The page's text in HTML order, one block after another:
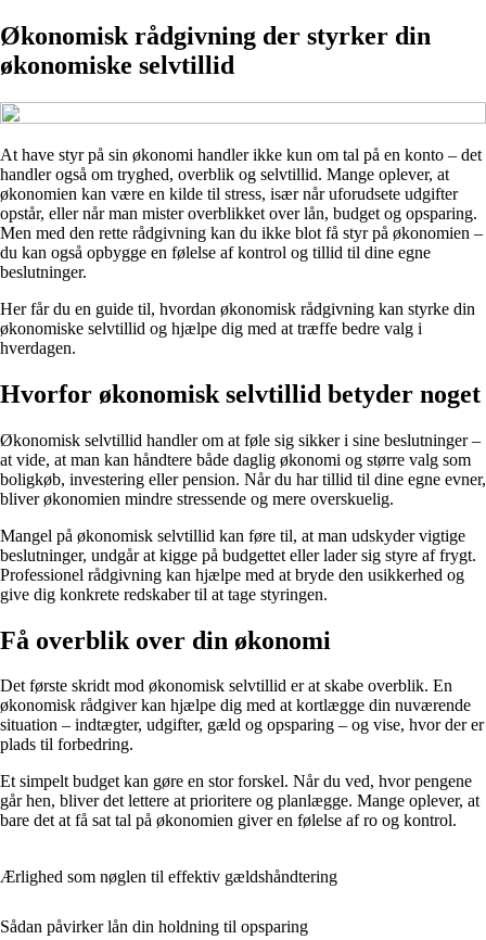
Økonomisk rådgivning der styrker din
økonomiske selvtillid
At have styr på sin økonomi handler ikke kun om tal på en konto – det
handler også om tryghed, overblik og selvtillid. Mange oplever, at
økonomien kan være en kilde til stress, især når uforudsete udgifter
opstår, eller når man mister overblikket over lån, budget og opsparing.
Men med den rette rådgivning kan du ikke blot få styr på økonomien –
du kan også opbygge en følelse af kontrol og tillid til dine egne
beslutninger.
Her får du en guide til, hvordan økonomisk rådgivning kan styrke din
økonomiske selvtillid og hjælpe dig med at træffe bedre valg i
hverdagen.
Hvorfor økonomisk selvtillid betyder noget
Økonomisk selvtillid handler om at føle sig sikker i sine beslutninger –
at vide, at man kan håndtere både daglig økonomi og større valg som
boligkøb, investering eller pension. Når du har tillid til dine egne evner,
bliver økonomien mindre stressende og mere overskuelig.
Mangel på økonomisk selvtillid kan føre til, at man udskyder vigtige
beslutninger, undgår at kigge på budgettet eller lader sig styre af frygt.
Professionel rådgivning kan hjælpe med at bryde den usikkerhed og
give dig konkrete redskaber til at tage styringen.
Få overblik over din økonomi
Det første skridt mod økonomisk selvtillid er at skabe overblik. En
økonomisk rådgiver kan hjælpe dig med at kortlægge din nuværende
situation – indtægter, udgifter, gæld og opsparing – og vise, hvor der er
plads til forbedring.
Et simpelt budget kan gøre en stor forskel. Når du ved, hvor pengene
går hen, bliver det lettere at prioritere og planlægge. Mange oplever, at
bare det at få sat tal på økonomien giver en følelse af ro og kontrol.
Ærlighed som nøglen til effektiv gældshåndtering
Sådan påvirker lån din holdning til opsparing